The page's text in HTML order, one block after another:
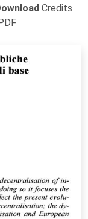
Credits